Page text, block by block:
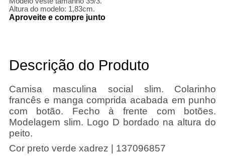
Altura do modelo: 1,83cm.
Aproveite e compre junto
Descrição do Produto
Camisa masculina social slim. Colarinho
francês e manga comprida acabada em punho
com botão. Fecho à frente com botões.
Modelagem slim. Logo D bordado na altura do
peito.
Cor preto verde xadrez | 137096857